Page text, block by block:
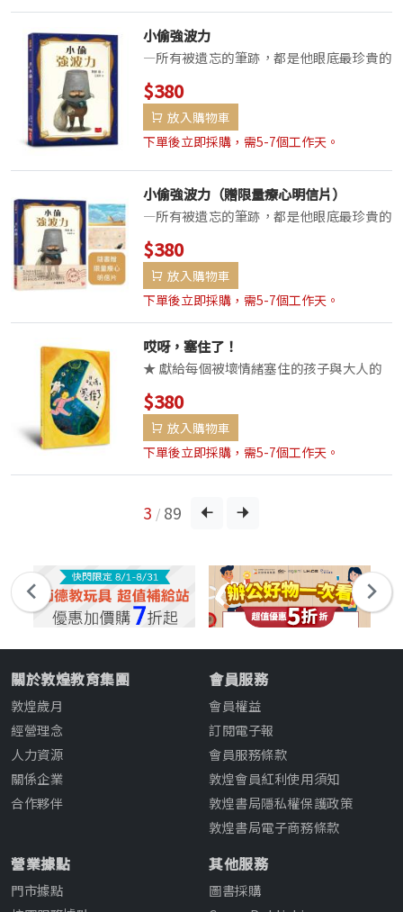
小偷強波力
—所有被遺忘的筆跡，都是他眼底最珍貴的
星光—★榮獲日本未來屋繪本大賞第一名、
MOE繪本屋大賞第三名等多項大獎★日本
金獎創作者阿部結獻給文字、獻給世界一本
關於人與人、關於真心、關...
$380
放入購物車
下單後立即採購，需5-7個工作天。
小偷強波力（贈限量療心明信片）
—所有被遺忘的筆跡，都是他眼底最珍貴的
星光—★榮獲日本未來屋繪本大賞第一名、
MOE繪本屋大賞第三名等多項大獎★日本
金獎創作者阿部結獻給文字、獻給世界一本
關於人與人、關於真心、關...
$380
放入購物車
下單後立即採購，需5-7個工作天。
哎呀，塞住了！
★ 獻給每個被壞情緒塞住的孩子與大人的
療癒繪本★──和孩子一起練習與情緒共
處，在混亂中找到可以好好大口呼吸的地方
──「我只是聞著貓咪的味道摸摸牠，貓咪
就呼嚕呼嚕的長大了。那些害怕、壓力不見
了，塞住的鼻...
$380
放入購物車
下單後立即採購，需5-7個工作天。
3 / 89
關於敦煌教育集團
敦煌歲月
經營理念
人力資源
關係企業
合作夥伴
會員服務
會員權益
訂閱電子報
會員服務條款
敦煌會員紅利使用須知
敦煌書局隱私權保護政策
敦煌書局電子商務條款
營業據點
門市據點
其他服務
圖書採購